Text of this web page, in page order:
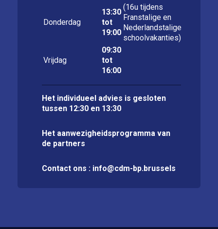
Donderdag
13:30
tot
19:00
(16u tijdens
Franstalige en
Nederlandstalige
schoolvakanties)
Vrijdag
09:30
tot
16:00
Het individueel advies is gesloten
tussen 12:30 en 13:30
Het aanwezigheidsprogramma van
de partners
Contact ons : info@cdm-bp.brussels